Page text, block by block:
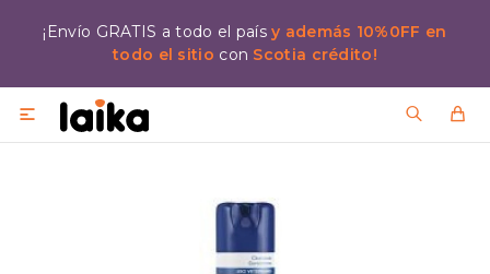
¡Envío GRATIS a todo el paísy además 10%0FF en
todo el sitio con Scotia crédito!
